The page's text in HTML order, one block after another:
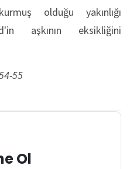
olduğu yakınlığı
aşkının eksikliğini
55
Ol